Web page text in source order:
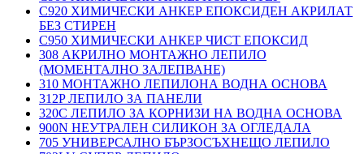
C920 ХИМИЧЕСКИ АНКЕР ЕПОКСИДЕН АКРИЛАТ
БЕЗ СТИРЕН
C950 ХИМИЧЕСКИ АНКЕР ЧИСТ ЕПОКСИД
308 АКРИЛНО МОНТАЖНО ЛЕПИЛО
(МОМЕНТАЛНО ЗАЛЕПВАНЕ)
310 МОНТАЖНО ЛЕПИЛОНА ВОДНА ОСНОВА
312P ЛЕПИЛО ЗА ПАНЕЛИ
320C ЛЕПИЛО ЗА КОРНИЗИ НА ВОДНА ОСНОВА
900N НЕУТРАЛЕН СИЛИКОН ЗА ОГЛЕДАЛА
705 УНИВЕРСАЛНО БЪРЗОСЪХНЕЩО ЛЕПИЛО